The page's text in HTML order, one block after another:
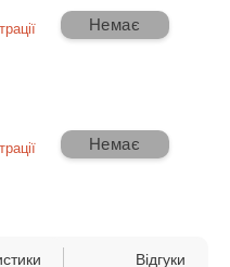
Немає
Немає
Відгуки